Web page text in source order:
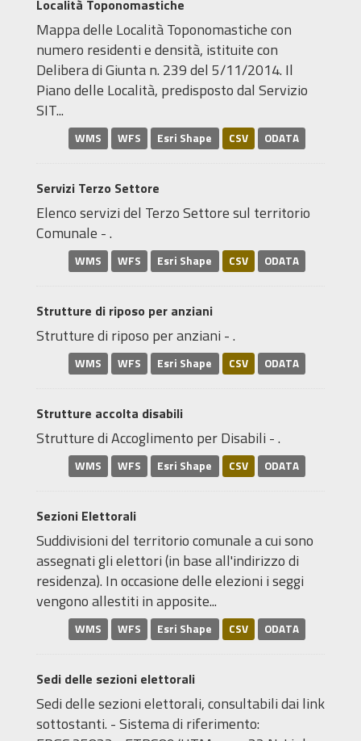
Località Toponomastiche
Mappa delle Località Toponomastiche con
numero residenti e densità, istituite con
Delibera di Giunta n. 239 del 5/11/2014. Il
Piano delle Località, predisposto dal Servizio
SIT...
WMS WFS Esri Shape CSV ODATA
Servizi Terzo Settore
Elenco servizi del Terzo Settore sul territorio
Comunale - .
WMS WFS Esri Shape CSV ODATA
Strutture di riposo per anziani
Strutture di riposo per anziani - .
WMS WFS Esri Shape CSV ODATA
Strutture accolta disabili
Strutture di Accoglimento per Disabili - .
WMS WFS Esri Shape CSV ODATA
Sezioni Elettorali
Suddivisioni del territorio comunale a cui sono
assegnati gli elettori (in base all'indirizzo di
residenza). In occasione delle elezioni i seggi
vengono allestiti in apposite...
WMS WFS Esri Shape CSV ODATA
Sedi delle sezioni elettorali
Sedi delle sezioni elettorali, consultabili dai link
sottostanti. - Sistema di riferimento: